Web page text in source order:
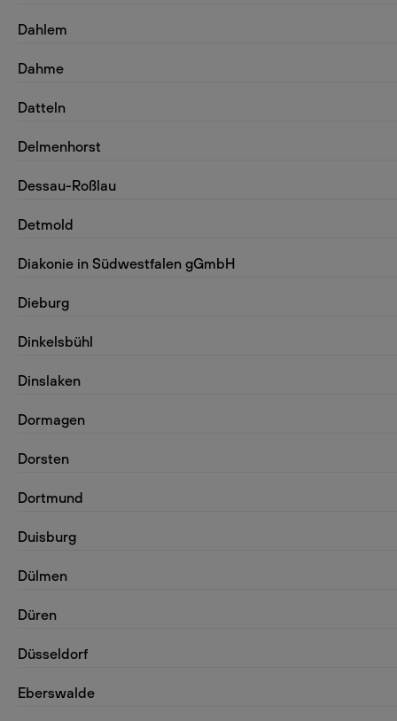
Dahlem
Dahme
Datteln
Delmenhorst
Dessau-Roßlau
Detmold
Diakonie in Südwestfalen gGmbH
Dieburg
Dinkelsbühl
Dinslaken
Dormagen
Dorsten
Dortmund
Duisburg
Dülmen
Düren
Düsseldorf
Eberswalde